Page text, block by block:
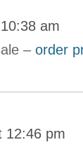
am
– order
12:46 pm